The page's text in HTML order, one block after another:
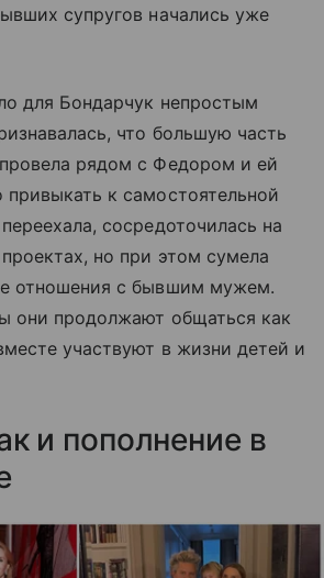
супругов начались уже
для Бондарчук непростым
что большую часть
рядом с Федором и ей
к самостоятельной
сосредоточилась на
но при этом сумела
отношения с бывшим мужем.
они продолжают общаться как
участвуют в жизни детей и
и пополнение в